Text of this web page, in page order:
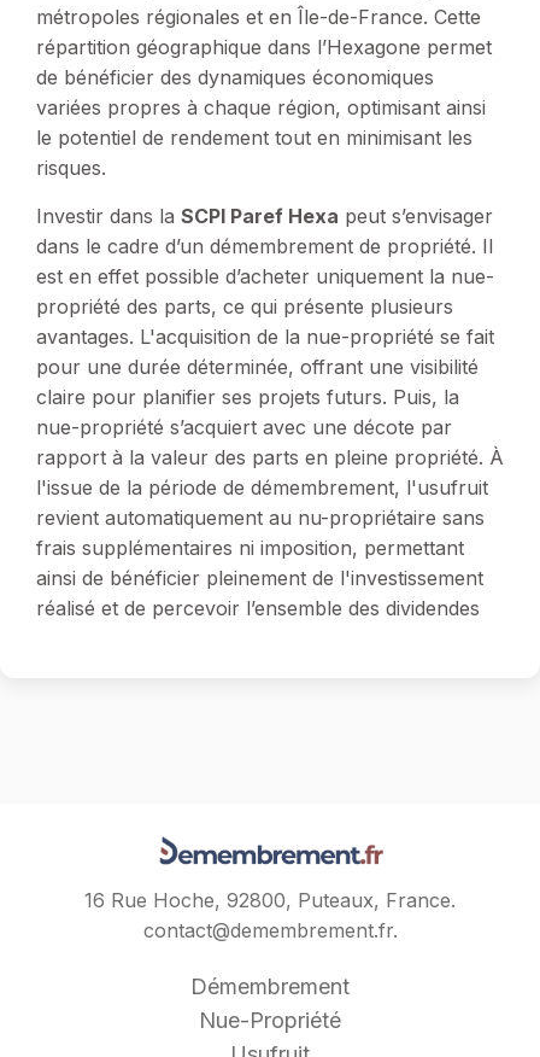
métropoles régionales et en Île-de-France. Cette
répartition géographique dans l’Hexagone permet
de bénéficier des dynamiques économiques
variées propres à chaque région, optimisant ainsi
le potentiel de rendement tout en minimisant les
risques.
Investir dans la SCPI Paref Hexa peut s’envisager
dans le cadre d’un démembrement de propriété. Il
est en effet possible d’acheter uniquement la nue-
propriété des parts, ce qui présente plusieurs
avantages. L'acquisition de la nue-propriété se fait
pour une durée déterminée, offrant une visibilité
claire pour planifier ses projets futurs. Puis, la
nue-propriété s’acquiert avec une décote par
rapport à la valeur des parts en pleine propriété. À
l'issue de la période de démembrement, l'usufruit
revient automatiquement au nu-propriétaire sans
frais supplémentaires ni imposition, permettant
ainsi de bénéficier pleinement de l'investissement
réalisé et de percevoir l’ensemble des dividendes
16 Rue Hoche, 92800, Puteaux, France.
contact@demembrement.fr.
Démembrement
Nue-Propriété